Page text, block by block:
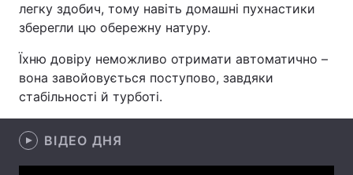
Цікавинки Погода
Лонгріди
Відео з Youtube
Інтерв'ю Думки
легку здобич, тому навіть домашні пухнастики
зберегли цю обережну натуру.
Їхню довіру неможливо отримати автоматично –
вона завойовується поступово, завдяки
стабільності й турботі.
ВІДЕО ДНЯ